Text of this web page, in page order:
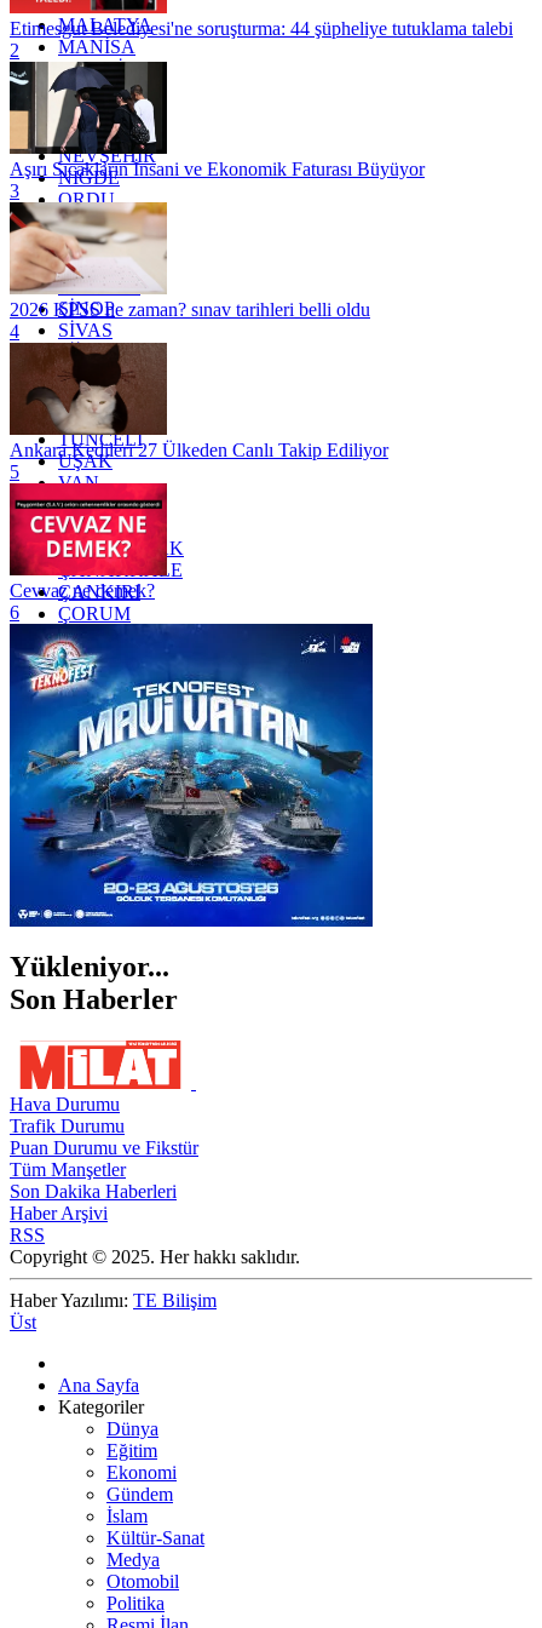
MALATYA
MANİSA
MARDİN
MERSİN
MUĞLA
MUŞ
NEVŞEHİR
NİĞDE
ORDU
OSMANİYE
RİZE
SAKARYA
SAMSUN
SİNOP
SİVAS
SİİRT
TEKİRDAĞ
TOKAT
TRABZON
TUNCELİ
UŞAK
VAN
YALOVA
YOZGAT
ZONGULDAK
ÇANAKKALE
ÇANKIRI
ÇORUM
İSTANBUL
İZMİR
ŞANLIURFA
ŞIRNAK
Etimesgut Belediyesi'ne soruşturma: 44 şüpheliye tutuklama talebi
2
Aşırı Sıcakların İnsani ve Ekonomik Faturası Büyüyor
3
2026 KPSS ne zaman? sınav tarihleri belli oldu
4
Ankara Kedileri 27 Ülkeden Canlı Takip Ediliyor
5
Cevvaz ne demek?
6
Yükleniyor...
Son Haberler
Hava Durumu
Trafik Durumu
Puan Durumu ve Fikstür
Tüm Manşetler
Son Dakika Haberleri
Haber Arşivi
RSS
Copyright © 2025. Her hakkı saklıdır.
Haber Yazılımı: TE Bilişim
Üst
Ana Sayfa
Kategoriler
Dünya
Eğitim
Ekonomi
Gündem
İslam
Kültür-Sanat
Medya
Otomobil
Politika